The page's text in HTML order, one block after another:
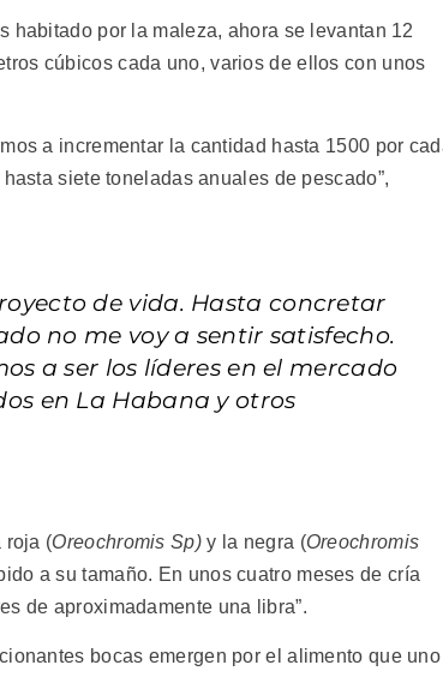
habitado por la maleza, ahora se levantan 12
cúbicos cada uno, varios de ellos con unos
a incrementar la cantidad hasta 1500 por
siete toneladas anuales de pescado”,
de vida. Hasta concretar
no me voy a sentir satisfecho.
a ser los líderes en el mercado
en La Habana y otros
roja (Oreochromis Sp)y la negra (Oreochromis
a su tamaño. En unos cuatro meses de cría
de aproximadamente una libra”.
bocas emergen por el alimento que uno